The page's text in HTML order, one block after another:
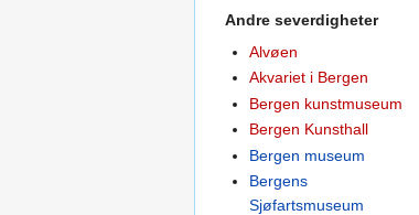
Andre severdigheter
Alvøen
Akvariet i Bergen
Bergen kunstmuseum
Bergen Kunsthall
Bergen museum
Bergens
Sjøfartsmuseum